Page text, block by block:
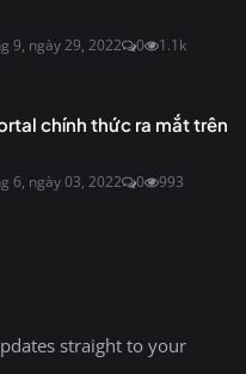
9, ngày 29, 2022 0 1.1k
chính thức ra mắt trên
6, ngày 03, 2022 0 993
straight to your